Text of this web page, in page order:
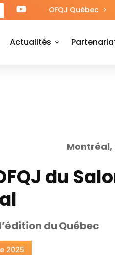
OFQJ Québec
Actualités
Montréal,
du
du Québec
2025